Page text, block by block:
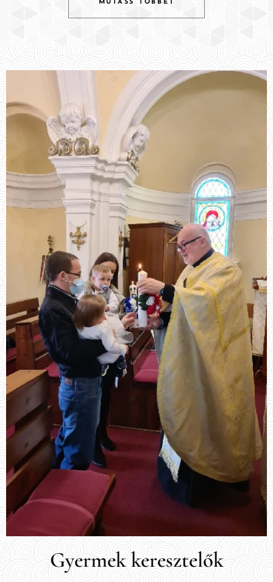
MUTASS TÖBBET
Gyermek keresztelők